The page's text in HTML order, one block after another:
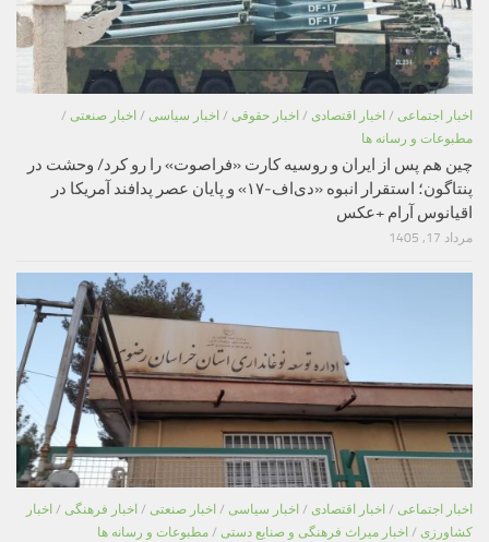
اخبار اجتماعی / اخبار اقتصادی / اخبار حقوقی / اخبار سیاسی / اخبار صنعتی /
مطبوعات و رسانه ها
چین هم پس از ایران و روسیه کارت «فراصوت» را رو کرد/ وحشت در
پنتاگون؛ استقرار انبوه «دی‌اف‑۱۷» و پایان عصر پدافند آمریکا در
اقیانوس آرام +عکس
مرداد 17, 1405
اخبار اجتماعی / اخبار اقتصادی / اخبار سیاسی / اخبار صنعتی / اخبار فرهنگی / اخبار
کشاورزی / اخبار میراث فرهنگی و صنایع دستی / مطبوعات و رسانه ها